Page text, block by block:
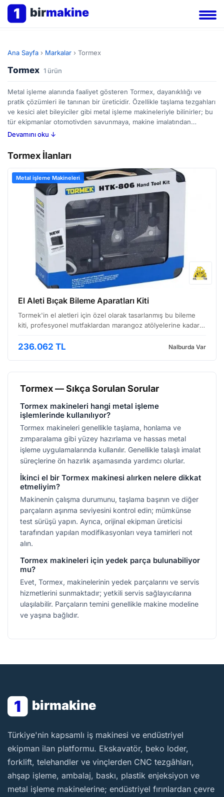
1 birmakine
Ana Sayfa › Markalar › Tormex
Tormex 1 ürün
Metal işleme alanında faaliyet gösteren Tormex, dayanıklılığı ve
pratik çözümleri ile tanınan bir üreticidir. Özellikle taşlama tezgahları
ve kesici alet bileyiciler gibi metal işleme makineleriyle bilinirler; bu
tür ekipmanlar otomotivden savunmaya, makine imalatından
kalıpçılığa kadar geniş bir yelpazede kullanılan sektörlerde yer alır.
çeker ve bakım kolaylığı sunar. Metal işleme tezgahı alımında
dayanıklılık, hassasiyet ve uzun ömürlülük gibi faktörleri göz
önünde bulunduran profesyoneller için bir seçenek olabilir.
BirMakine platformunda Tormex ilanlarını inceleyerek farklı
modelleri karşılaştırabilir, ihtiyaçlarınızla örtüşen bir çözüm
bulabilirsiniz.
Devamını oku ↓
Tormex İlanları
Metal işleme Makineleri
El Aleti Bıçak Bileme Aparatları Kiti
Tormek'in el aletleri için özel olarak tasarlanmış bu bileme
kiti, profesyonel mutfaklardan marangoz atölyelerine kadar
kritik olan el aletlerinin düzenli bakımı…
236.062 TL Nalburda Var
Tormex — Sıkça Sorulan Sorular
Tormex makineleri hangi metal işleme
işlemlerinde kullanılıyor?
Tormex makineleri genellikle taşlama, honlama ve
zımparalama gibi yüzey hazırlama ve hassas metal
işleme uygulamalarında kullanılır. Genellikle talaşlı imalat
süreçlerine ön hazırlık aşamasında yardımcı olurlar.
İkinci el bir Tormex makinesi alırken nelere dikkat
etmeliyim?
Makinenin çalışma durumunu, taşlama başının ve diğer
parçaların aşınma seviyesini kontrol edin; mümkünse
test sürüşü yapın. Ayrıca, orijinal ekipman üreticisi
tarafından yapılan modifikasyonları veya tamirleri not
alın.
Tormex makineleri için yedek parça bulunabiliyor
mu?
Evet, Tormex, makinelerinin yedek parçalarını ve servis
hizmetlerini sunmaktadır; yetkili servis sağlayıcılarına
ulaşılabilir. Parçaların temini genellikle makine modeline
ve yaşına bağlıdır.
1 birmakine
BirMakine
Türkiye'nin kapsamlı iş makinesi ve endüstriyel
ekipman ilan platformu. Ekskavatör, beko loder,
forklift, telehandler ve vinçlerden CNC tezgâhları,
ahşap işleme, ambalaj, baskı, plastik enjeksiyon ve
metal işleme makinelerine; endüstriyel fırınlardan çevre